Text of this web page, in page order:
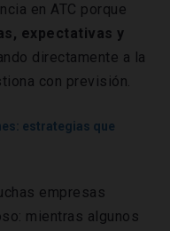
en ATC porque
expectativas y
directamente a la
con previsión.
estrategias que
empresas
mientras algunos